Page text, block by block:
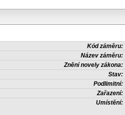
Kód záměru:
Název záměru:
Znění novely zákona:
Stav:
Podlimitní:
Zařazení:
Umístění: